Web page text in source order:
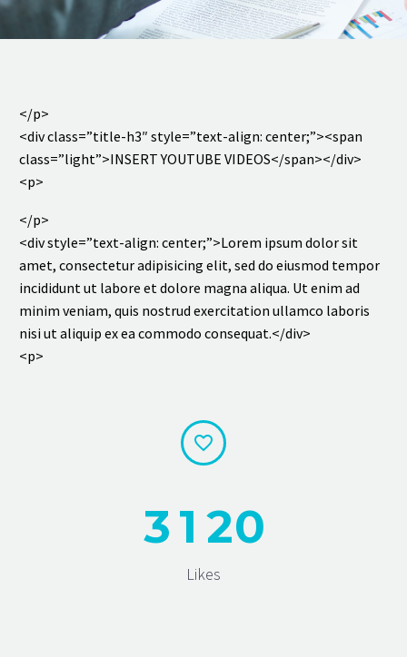
</p>
<div class=”title-h3″ style=”text-align: center;”><span
class=”light”>INSERT YOUTUBE VIDEOS</span></div>
<p>
</p>
<div style=”text-align: center;”>Lorem ipsum dolor sit
amet, consectetur adipisicing elit, sed do eiusmod tempor
incididunt ut labore et dolore magna aliqua. Ut enim ad
minim veniam, quis nostrud exercitation ullamco laboris
nisi ut aliquip ex ea commodo consequat.</div>
<p>


31 20
Likes